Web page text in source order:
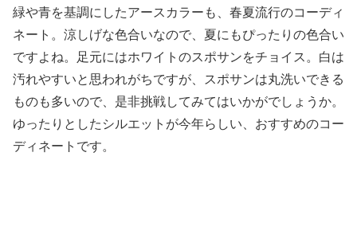
緑や青を基調にしたアースカラーも、春夏流行のコーディ
ネート。涼しげな色合いなので、夏にもぴったりの色合い
ですよね。足元にはホワイトのスポサンをチョイス。白は
汚れやすいと思われがちですが、スポサンは丸洗いできる
ものも多いので、是非挑戦してみてはいかがでしょうか。
ゆったりとしたシルエットが今年らしい、おすすめのコー
ディネートです。